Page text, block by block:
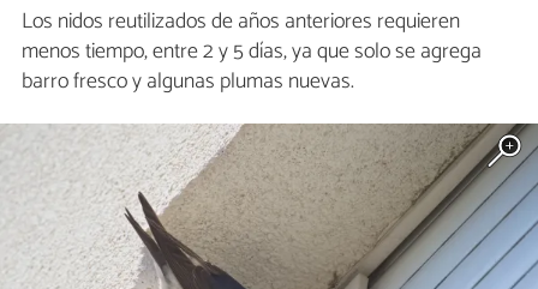
Los nidos reutilizados de años anteriores requieren
menos tiempo, entre 2 y 5 días, ya que solo se agrega
barro fresco y algunas plumas nuevas.